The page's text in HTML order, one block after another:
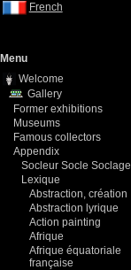
French
Menu
Welcome
Gallery
Former exhibitions
Museums
Famous collectors
Appendix
Socleur Socle Soclage
Lexique
Abstraction, création
Abstraction lyrique
Action painting
Afrique
Afrique équatoriale
française